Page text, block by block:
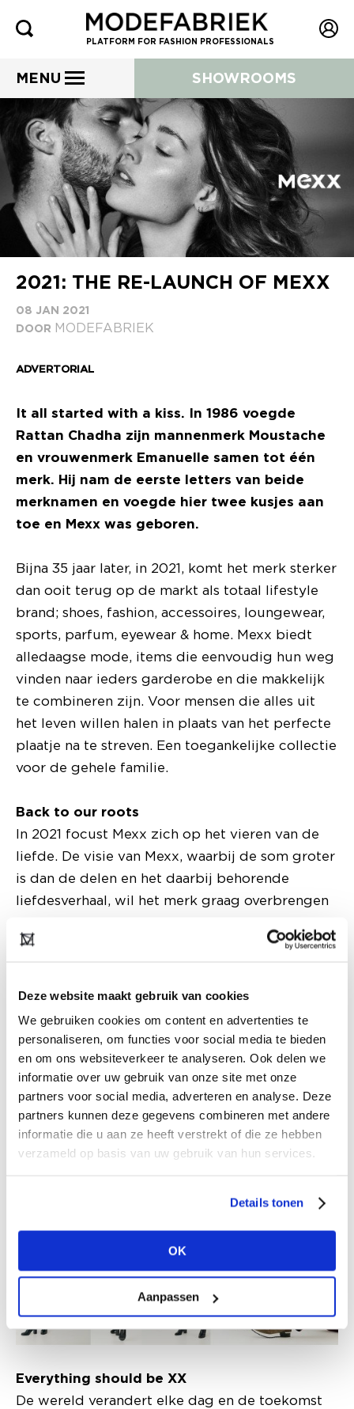
Deze website maakt gebruik van cookies
We gebruiken cookies om content en advertenties te
personaliseren, om functies voor social media te bieden
en om ons websiteverkeer te analyseren. Ook delen we
informatie over uw gebruik van onze site met onze
partners voor social media, adverteren en analyse. Deze
partners kunnen deze gegevens combineren met andere
informatie die u aan ze heeft verstrekt of die ze hebben
verzameld op basis van uw gebruik van hun services.
Details tonen
OK
Aanpassen
PLATFORM FOR FASHION PROFESSIONALS
MENU SHOWROOMS
2021: THE RE-LAUNCH OF MEXX
08 JAN 2021
DOOR MODEFABRIEK
ADVERTORIAL
It all started with a kiss. In 1986 voegde
Rattan Chadha zijn mannenmerk Moustache
en vrouwenmerk Emanuelle samen tot één
merk. Hij nam de eerste letters van beide
merknamen en voegde hier twee kusjes aan
toe en Mexx was geboren.
Bijna 35 jaar later, in 2021, komt het merk sterker
dan ooit terug op de markt als totaal lifestyle
brand; shoes, fashion, accessoires, loungewear,
sports, parfum, eyewear & home. Mexx biedt
alledaagse mode, items die eenvoudig hun weg
vinden naar ieders garderobe en die makkelijk
te combineren zijn. Voor mensen die alles uit
het leven willen halen in plaats van het perfecte
plaatje na te streven. Een toegankelijke collectie
voor de gehele familie.
Back to our roots
In 2021 focust Mexx zich op het vieren van de
liefde. De visie van Mexx, waarbij de som groter
is dan de delen en het daarbij behorende
liefdesverhaal, wil het merk graag overbrengen
Deze collectie is geïnspireerd op de stad waar
stad waar oprichter Rattan Chadha verliefd op
vier thema's die allemaal naar deze stad
verwijzen: "Stadspark Vondelpark", "De Hoxton",
"De Straten van Amsterdam" en "Het
Rijksmuseum". Vier typisch Amsterdamse
locaties die de inspiratie vormden voor de
Everything should be XX
De wereld verandert elke dag en de toekomst